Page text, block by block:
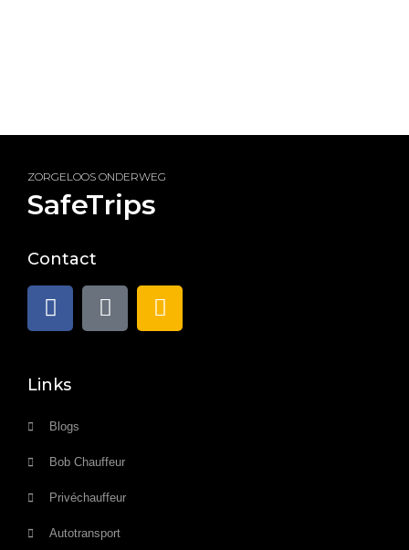
ZORGELOOS ONDERWEG
SafeTrips
Contact
Links
Blogs
Bob Chauffeur
Privéchauffeur
Autotransport